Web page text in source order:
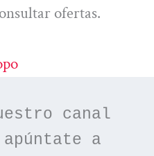
ofertas.
canal
a